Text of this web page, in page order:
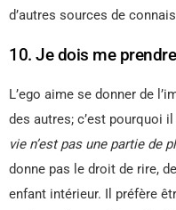
d’autres sources de
10. Je dois me
L’ego aime se donner de
des autres; c’est pourquoi
vie n’est pas une partie de
donne pas le droit de rire,
enfant intérieur. Il préfère